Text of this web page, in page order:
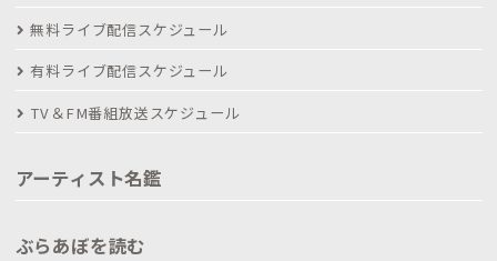
無料ライブ配信スケジュール
有料ライブ配信スケジュール
TV＆FM番組放送スケジュール
アーティスト名鑑
ぶらあぼを読む